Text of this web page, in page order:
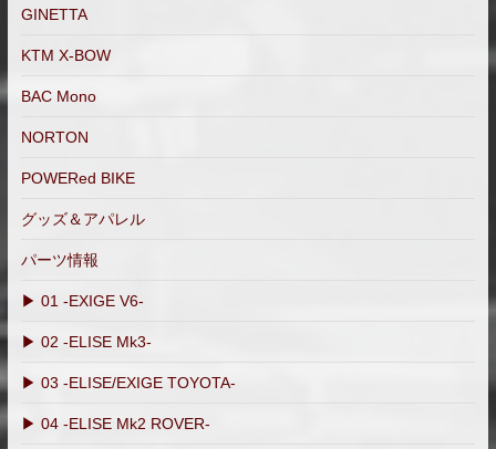
GINETTA
KTM X-BOW
BAC Mono
NORTON
POWERed BIKE
グッズ＆アパレル
パーツ情報
▶ 01 -EXIGE V6-
▶ 02 -ELISE Mk3-
▶ 03 -ELISE/EXIGE TOYOTA-
▶ 04 -ELISE Mk2 ROVER-